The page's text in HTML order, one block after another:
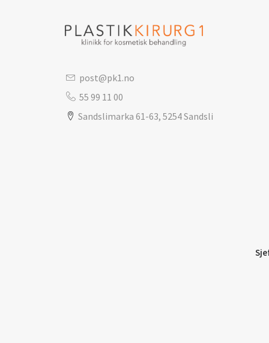
post@pk1.no
55 99 11 00
Sandslimarka 61-63, 5254 Sandsli